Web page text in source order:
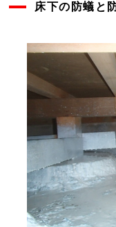
床下の防蟻と